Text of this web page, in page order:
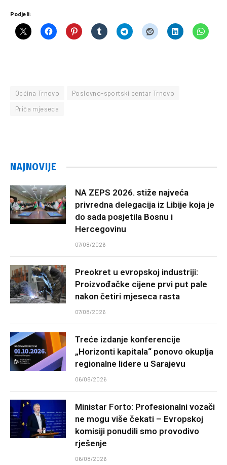
Podjeli:
Općina Trnovo
Poslovno-sportski centar Trnovo
Priča mjeseca
NAJNOVIJE
NA ZEPS 2026. stiže najveća
privredna delegacija iz Libije koja je
do sada posjetila Bosnu i
Hercegovinu
07/08/2026
Preokret u evropskoj industriji:
Proizvođačke cijene prvi put pale
nakon četiri mjeseca rasta
07/08/2026
Treće izdanje konferencije
„Horizonti kapitala“ ponovo okuplja
regionalne lidere u Sarajevu
06/08/2026
Ministar Forto: Profesionalni vozači
ne mogu više čekati – Evropskoj
komisiji ponudili smo provodivo
rješenje
06/08/2026